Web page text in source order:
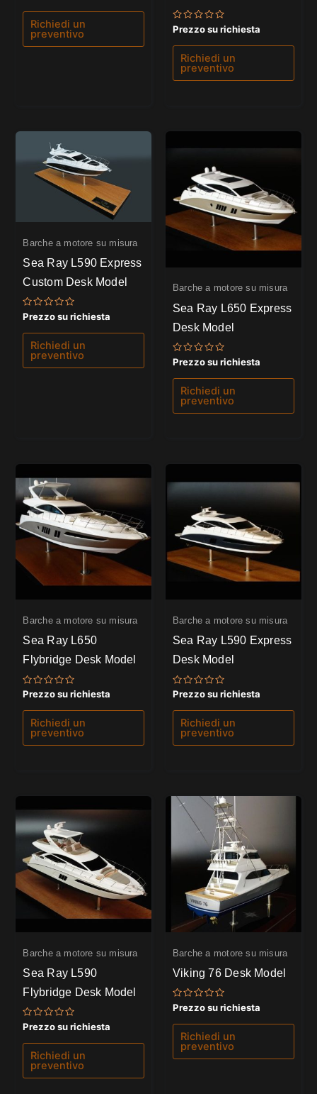
su
Richiedi un
preventivo
Valutato
su
Prezzo su richiesta
Richiedi un
preventivo
Barche a motore su misura
Sea Ray L590 Express
Custom Desk Model
Valutato
0
su
Prezzo su richiesta
Richiedi un
preventivo
Barche a motore su misura
Sea Ray L650 Express
Desk Model
Valutato
0
su
Prezzo su richiesta
Richiedi un
preventivo
Barche a motore su misura
Sea Ray L650
Flybridge Desk Model
Valutato
su
Prezzo su richiesta
Richiedi un
preventivo
Barche a motore su misura
Sea Ray L590 Express
Desk Model
Valutato
su
Prezzo su richiesta
Richiedi un
preventivo
Barche a motore su misura
Sea Ray L590
Flybridge Desk Model
Valutato
0
su
Prezzo su richiesta
Richiedi un
preventivo
Barche a motore su misura
Viking 76 Desk Model
Valutato
0
su
Prezzo su richiesta
Richiedi un
preventivo